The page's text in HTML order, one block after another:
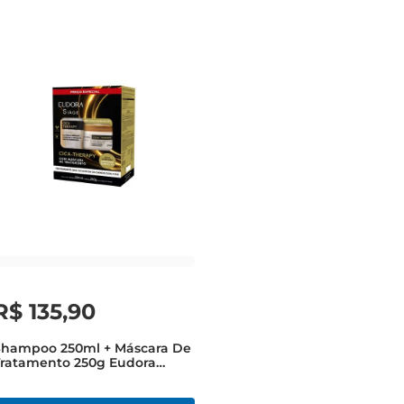
135,90
250ml + Máscara De
250g Eudora